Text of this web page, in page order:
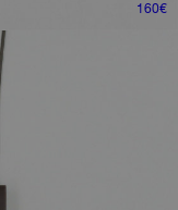
160€